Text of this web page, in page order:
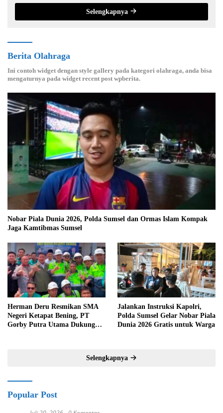
Selengkapnya
Berita Olahraga
Ini contoh widget dengan style gallery pada kategori olahraga, anda bisa
mengaturnya pada widget recent post wpberita.
Nobar Piala Dunia 2026, Polda Sumsel dan Ormas Islam Kompak
Jaga Kamtibmas Sumsel
Herman Deru Resmikan SMA
Negeri Ketapat Bening, PT
Gorby Putra Utama Dukung
Jalankan Instruksi Kapolri,
Polda Sumsel Gelar Nobar Piala
Dunia 2026 Gratis untuk Warga
Selengkapnya
Popular Post